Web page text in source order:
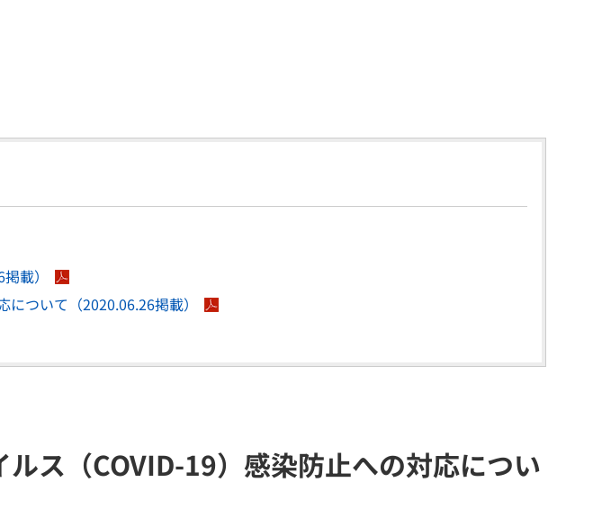
載）
ついて（2020.06.26掲載）
ス（COVID-19）感染防止への対応につい